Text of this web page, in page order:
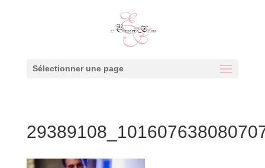
Sélectionner une page